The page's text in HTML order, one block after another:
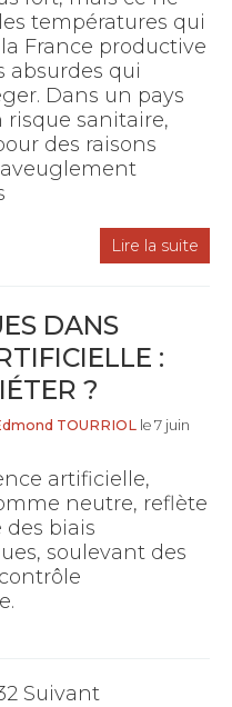
températures qui
France productive
absurdes qui
Dans un pays
sanitaire,
des raisons
Lire la suite
DANS
:
?
TOURRIOL le 7 juin
artificielle,
neutre, reflète
des biais
soulevant des
Suivant